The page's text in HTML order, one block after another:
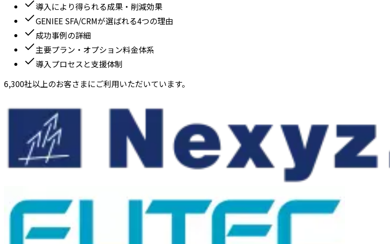
導入により得られる成果・削減効果
GENIEE SFA/CRMが選ばれる4つの理由
成功事例の詳細
主要プラン・オプション料金体系
導入プロセスと支援体制
6,300社以上のお客さまにご利用いただいています。